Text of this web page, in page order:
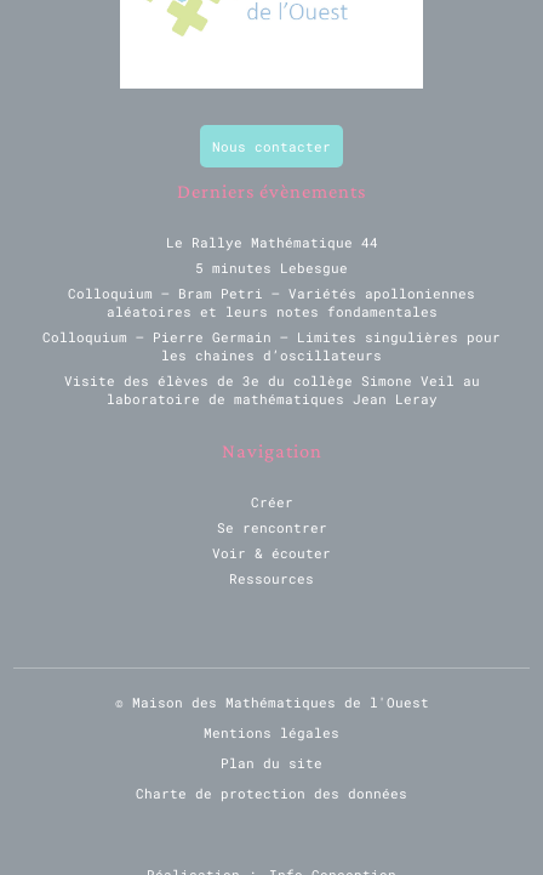
Nous contacter
Derniers évènements
Le Rallye Mathématique 44
5 minutes Lebesgue
Colloquium – Bram Petri – Variétés apolloniennes
aléatoires et leurs notes fondamentales
Colloquium – Pierre Germain – Limites singulières pour
les chaines d’oscillateurs
Visite des élèves de 3e du collège Simone Veil au
laboratoire de mathématiques Jean Leray
Navigation
Créer
Se rencontrer
Voir & écouter
Ressources
© Maison des Mathématiques de l'Ouest
Mentions légales
Plan du site
Charte de protection des données